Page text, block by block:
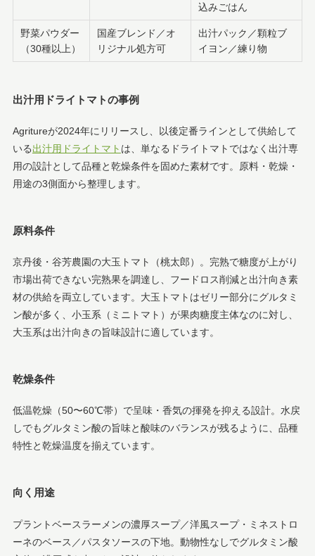
込みごはん
野菜パウダー
（30種以上）
国産ブレンド／オ
リジナル処方可
出汁パック／顆粒ブ
イヨン／練り物
出汁用ドライトマトの事例
Agritureが2024年にリリースし、以後定番ラインとして供給して
いる出汁用ドライトマト は、単なるドライトマトではなく出汁専
用の設計として品種と乾燥条件を固めた素材です。原料・乾燥・
用途の3側面から整理します。
原料条件
京丹後・谷芳農園の大玉トマト（桃太郎）。完熟で糖度が上がり
市場出荷できない完熟果を調達し、フードロス削減と出汁向き素
材の供給を両立しています。大玉トマトはゼリー部分にグルタミ
ン酸が多く、小玉系（ミニトマト）が果肉糖度主体なのに対し、
大玉系は出汁向きの旨味設計に適しています。
乾燥条件
低温乾燥（50〜60℃帯）で呈味・香気の揮発を抑える設計。水戻
しでもグルタミン酸の旨味と酸味のバランスが残るように、品種
特性と乾燥温度を揃えています。
向く用途
プラントベースラーメンの濃厚スープ／洋風スープ・ミネストロ
ーネのベース／パスタソースの下地。動物性なしでグルタミン酸